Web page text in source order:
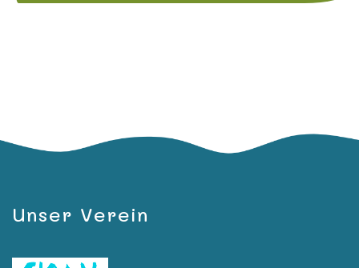
Unser Verein